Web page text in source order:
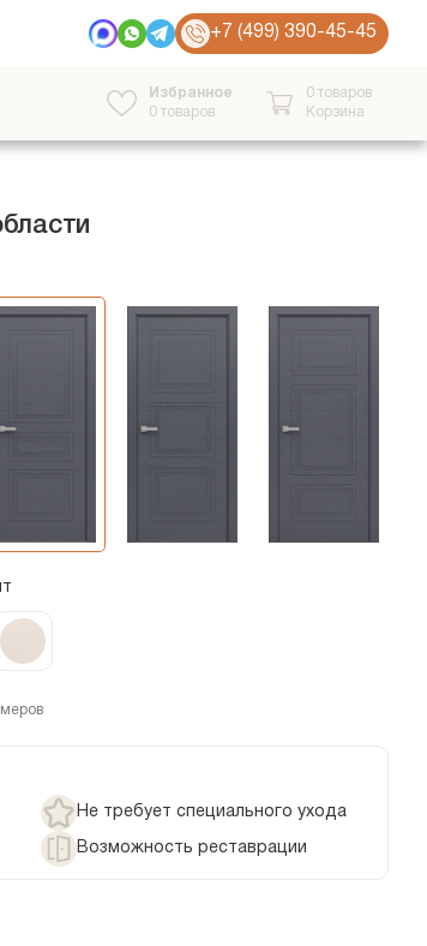
+7 (499) 390-45-45
Избранное
0 товаров
0 товаров
Корзина
Не требует специального ухода
Возможность реставрации